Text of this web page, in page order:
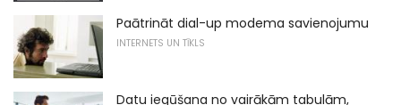
Paātrināt dial-up modema savienojumu
INTERNETS UN TĪKLS
Datu iegūšana no vairākām tabulām,